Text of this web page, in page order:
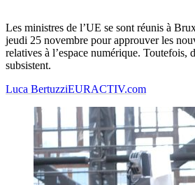
Les ministres de l’UE se sont réunis à
jeudi 25 novembre pour approuver les
relatives à l’espace numérique. Toutefois,
subsistent.
Luca BertuzziEURACTIV.com